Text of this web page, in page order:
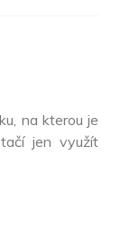
na kterou je
jen využít